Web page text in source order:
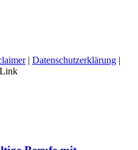
| Datenschutzerklärung |